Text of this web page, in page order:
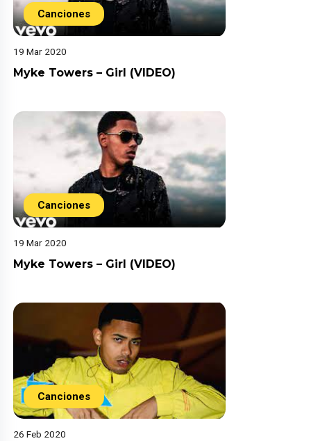
Canciones
19 Mar 2020
Myke Towers – Girl (VIDEO)
Canciones
19 Mar 2020
Myke Towers – Girl (VIDEO)
Canciones
26 Feb 2020